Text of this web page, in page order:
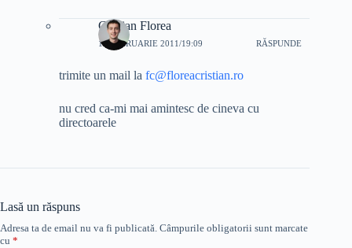
Cristian Florea
19 FEBRUARIE 2011/19:09 RĂSPUNDE
trimite un mail la fc@floreacristian.ro
nu cred ca-mi mai amintesc de cineva cu
directoarele
Lasă un răspuns
Adresa ta de email nu va fi publicată. Câmpurile obligatorii sunt marcate
cu *